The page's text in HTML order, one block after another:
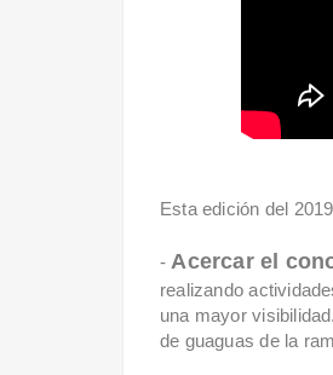
Esta edición del
- Acercar el
realizando
una mayor
de guaguas de la